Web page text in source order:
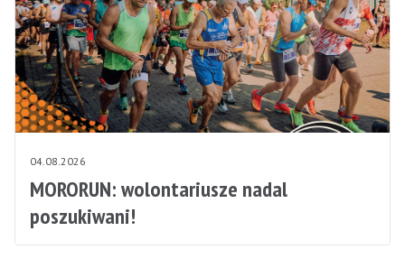
04.08.2026
MORORUN: wolontariusze nadal
poszukiwani!